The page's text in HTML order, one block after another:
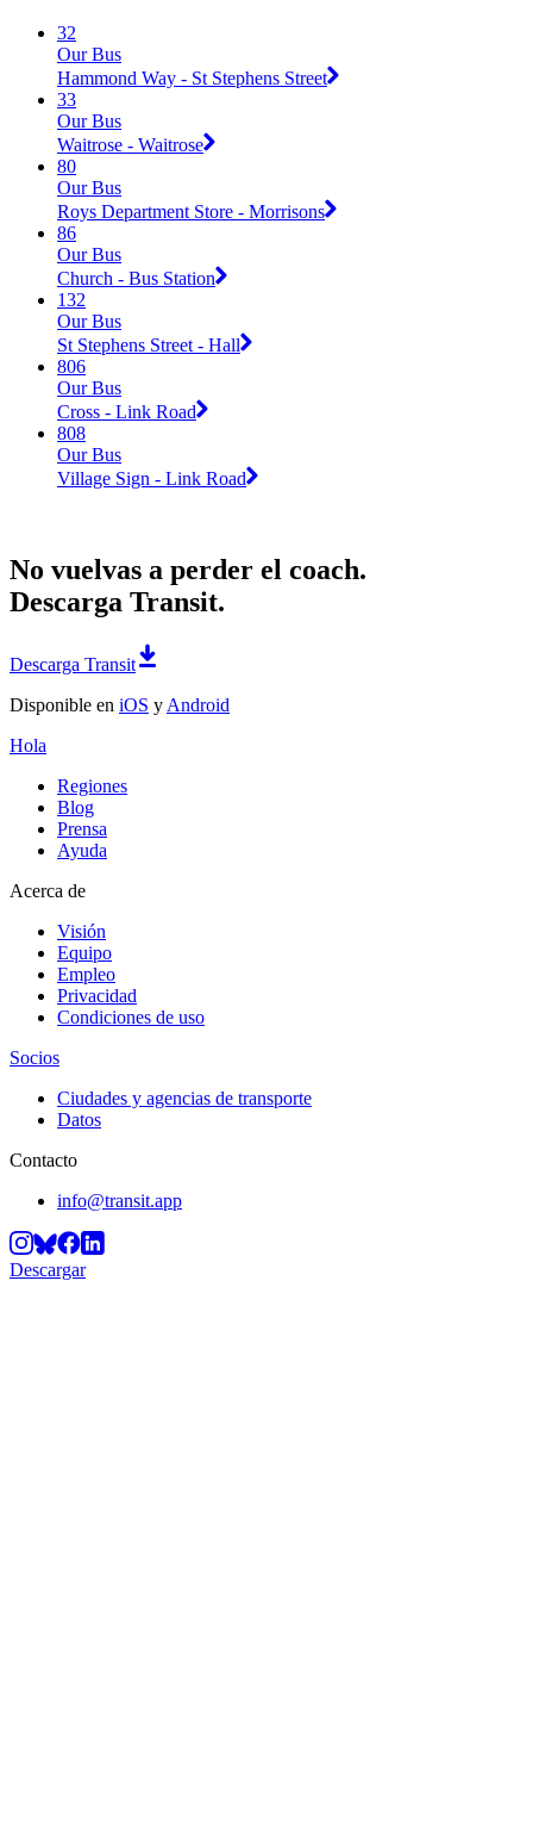
32
Our Bus
Hammond Way - St Stephens Street
33
Our Bus
Waitrose - Waitrose
80
Our Bus
Roys Department Store - Morrisons
86
Our Bus
Church - Bus Station
132
Our Bus
St Stephens Street - Hall
806
Our Bus
Cross - Link Road
808
Our Bus
Village Sign - Link Road
No vuelvas a perder el coach.
Descarga Transit.
Descarga Transit
Disponible en iOS y Android
Hola
Regiones
Blog
Prensa
Ayuda
Acerca de
Visión
Equipo
Empleo
Privacidad
Condiciones de uso
Socios
Ciudades y agencias de transporte
Datos
Contacto
info@transit.app
Descargar